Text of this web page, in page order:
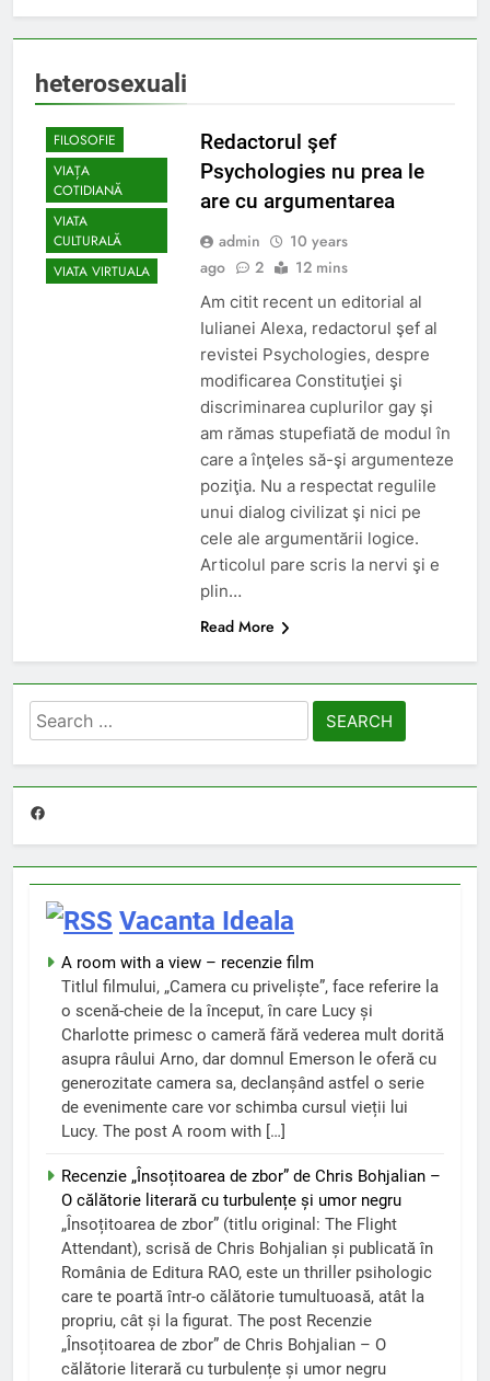
heterosexuali
EDITORIAL
FILOSOFIE
VIAȚA
COTIDIANĂ
VIATA
CULTURALĂ
VIATA VIRTUALA
Redactorul şef
Psychologies nu prea le
are cu argumentarea
admin
10 years
ago
2 12 mins
Am citit recent un editorial al
Iulianei Alexa, redactorul şef al
revistei Psychologies, despre
modificarea Constituţiei şi
discriminarea cuplurilor gay şi
am rămas stupefiată de modul în
care a înţeles să-şi argumenteze
poziţia. Nu a respectat regulile
unui dialog civilizat şi nici pe
cele ale argumentării logice.
Articolul pare scris la nervi şi e
plin…
Read More
Search
for:
Facebook
Vacanta Ideala
A room with a view – recenzie film
Titlul filmului, „Camera cu priveliște”, face referire la
o scenă-cheie de la început, în care Lucy și
Charlotte primesc o cameră fără vederea mult dorită
asupra râului Arno, dar domnul Emerson le oferă cu
generozitate camera sa, declanșând astfel o serie
de evenimente care vor schimba cursul vieții lui
Lucy. The post A room with […]
Recenzie „Însoțitoarea de zbor” de Chris Bohjalian –
O călătorie literară cu turbulențe și umor negru
„Însoțitoarea de zbor” (titlu original: The Flight
Attendant), scrisă de Chris Bohjalian și publicată în
România de Editura RAO, este un thriller psihologic
care te poartă într-o călătorie tumultuoasă, atât la
propriu, cât și la figurat. The post Recenzie
„Însoțitoarea de zbor” de Chris Bohjalian – O
călătorie literară cu turbulențe și umor negru